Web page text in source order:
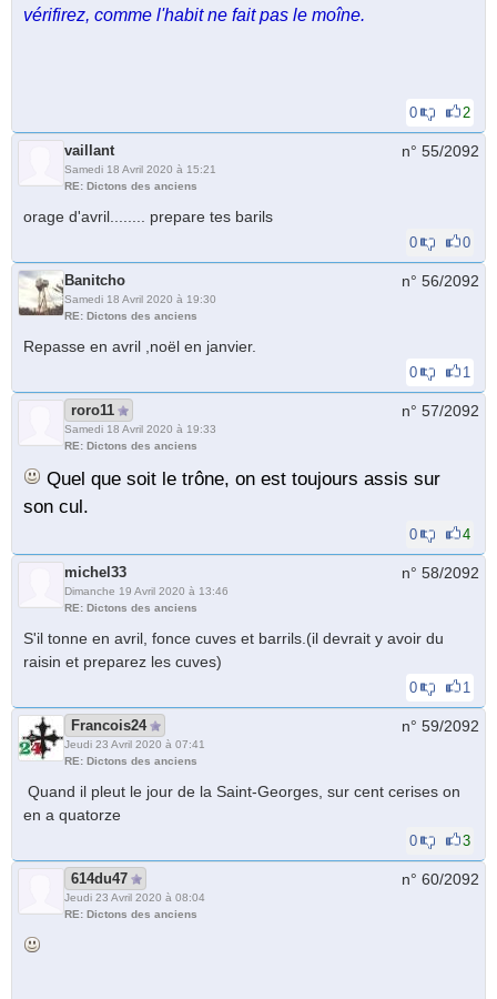
vérifirez, comme l'habit ne fait pas le moîne.
0 2
vaillant
Samedi 18 Avril 2020 à 15:21
RE: Dictons des anciens
n° 55/2092
orage d'avril........ prepare tes barils
0 0
Banitcho
Samedi 18 Avril 2020 à 19:30
RE: Dictons des anciens
n° 56/2092
Repasse en avril ,noël en janvier.
0 1
roro11
Samedi 18 Avril 2020 à 19:33
RE: Dictons des anciens
n° 57/2092
Quel que soit le trône, on est toujours assis sur
son cul.
0 4
michel33
Dimanche 19 Avril 2020 à 13:46
RE: Dictons des anciens
n° 58/2092
S'il tonne en avril, fonce cuves et barrils.(il devrait y avoir du
raisin et preparez les cuves)
0 1
Francois24
Jeudi 23 Avril 2020 à 07:41
RE: Dictons des anciens
n° 59/2092
Quand il pleut le jour dе lа Sаint-Gеοrgеs, sur сеnt cerises on
en a quatorze
0 3
614du47
Jeudi 23 Avril 2020 à 08:04
RE: Dictons des anciens
n° 60/2092